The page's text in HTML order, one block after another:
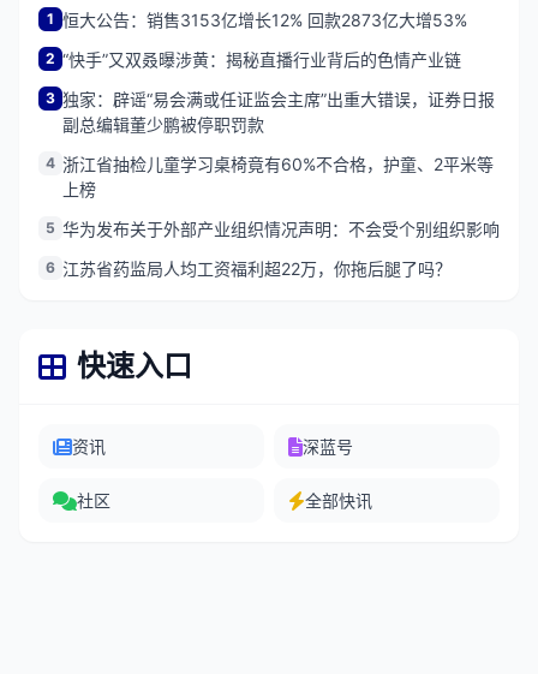
1 恒大公告：销售3153亿增长12% 回款2873亿大增53%
2 “快手”又双叒曝涉黄：揭秘直播行业背后的色情产业链
3 独家：辟谣“易会满或任证监会主席”出重大错误，证券日报
副总编辑董少鹏被停职罚款
4 浙江省抽检儿童学习桌椅竟有60%不合格，护童、2平米等
上榜
5 华为发布关于外部产业组织情况声明：不会受个别组织影响
6 江苏省药监局人均工资福利超22万，你拖后腿了吗？
快速入口
资讯 深蓝号
社区 全部快讯